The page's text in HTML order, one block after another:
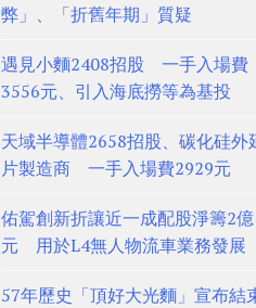
弊」、「折舊年期」質疑
遇見小麵2408招股 一手入場費
3556元、引入海底撈等為基投
天域半導體2658招股、碳化硅外
片製造商 一手入場費2929元
佑駕創新折讓近一成配股淨籌2億
元 用於L4無人物流車業務發展
57年歷史「頂好大光麵」宣布結